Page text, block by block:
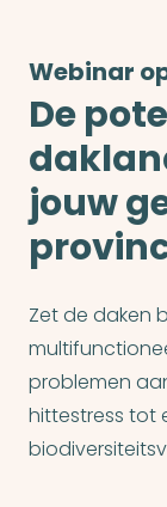
Webinar
De
jouw
Zet de daken
problemen
hittestress tot